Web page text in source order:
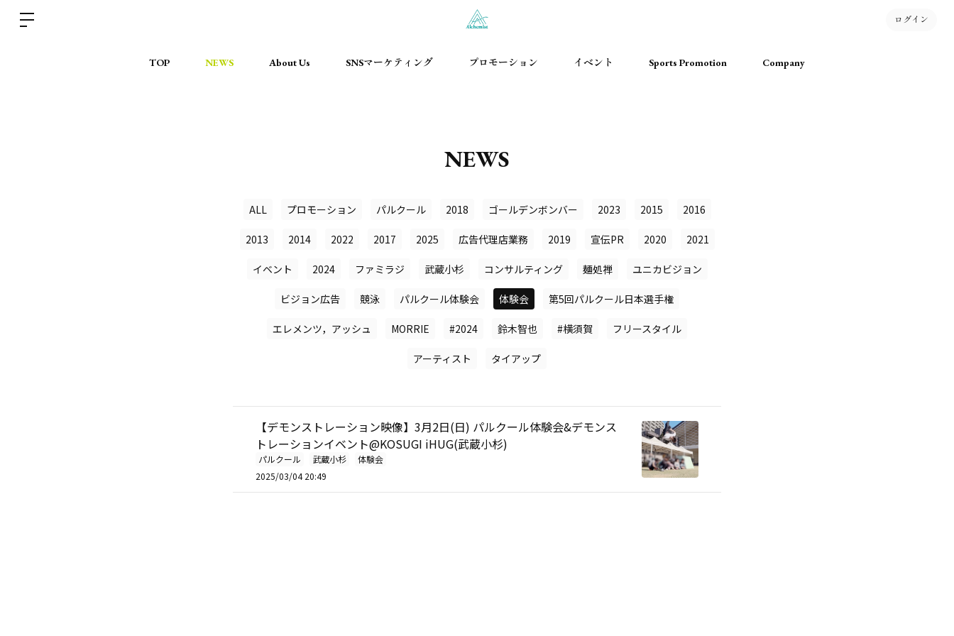
ログイン
TOP NEWS About Us SNSマーケティング プロモーション イベント Sports Promotion Company
NEWS
ALL プロモーション パルクール 2018 ゴールデンボンバー 2023 2015 2016
2013 2014 2022 2017 2025 広告代理店業務 2019 宣伝PR 2020 2021
イベント 2024 ファミラジ 武蔵小杉 コンサルティング 麺処禅 ユニカビジョン
ビジョン広告 競泳 パルクール体験会 体験会 第5回パルクール日本選手権
エレメンツ，アッシュ MORRIE #2024 鈴木智也 #横須賀 フリースタイル
アーティスト タイアップ
【デモンストレーション映像】3月2日(日) パルクール体験会&デモンス
トレーションイベント@KOSUGI iHUG(武蔵小杉)
パルクール 武蔵小杉
体験会
2025/03/04 20:49